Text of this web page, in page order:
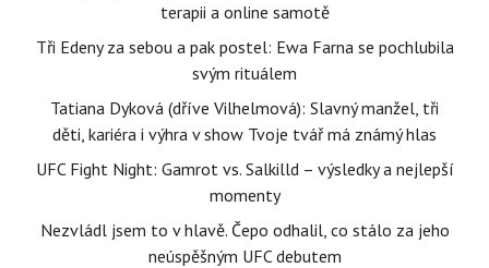
terapii a online samotě
Tři Edeny za sebou a pak postel: Ewa Farna se pochlubila
svým rituálem
Tatiana Dyková (dříve Vilhelmová): Slavný manžel, tři
děti, kariéra i výhra v show Tvoje tvář má známý hlas
UFC Fight Night: Gamrot vs. Salkilld – výsledky a nejlepší
momenty
Nezvládl jsem to v hlavě. Čepo odhalil, co stálo za jeho
neúspěšným UFC debutem